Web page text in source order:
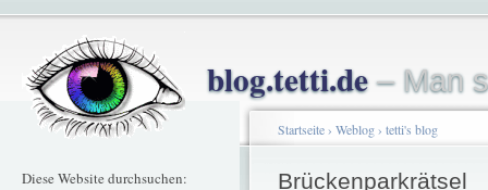
blog.tetti.de– Man
Diese Website durchsuchen:
Startseite› Weblog› tetti's blog
Brückenparkrätsel